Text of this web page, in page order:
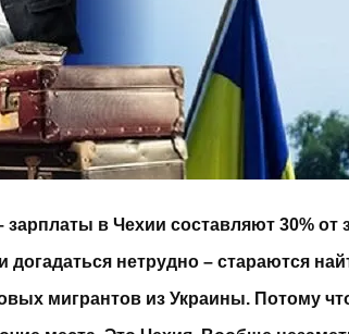
в Чехии составляют 30% от
нетрудно – стараются
мигрантов из Украины. Потому